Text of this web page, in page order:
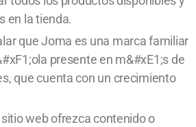
en la tienda.
que Joma es una marca familiar
presente en m&#xE1;s de
que cuenta con un crecimiento
web ofrezca contenido o